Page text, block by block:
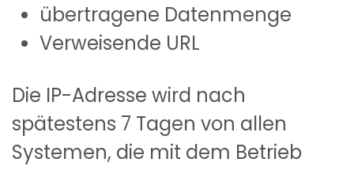
übertragene Datenmenge
Verweisende URL
Die IP-Adresse wird nach
spätestens 7 Tagen von allen
Systemen, die mit dem Betrieb